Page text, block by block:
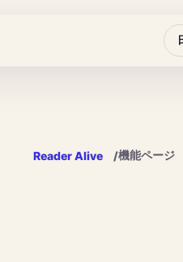
Reader Alive /機能ページ